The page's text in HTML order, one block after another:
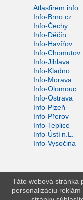
Atlasfirem.info
Info-Brno.cz
Info-Čechy
Info-Děčín
Info-Havířov
Info-Chomutov
Info-Jihlava
Info-Kladno
Info-Morava
Info-Olomouc
Info-Ostrava
Info-Plzeň
Info-Přerov
Info-Teplice
Info-Ústí n.L.
Info-Vysočina
Táto webová stránka
personalizáciu